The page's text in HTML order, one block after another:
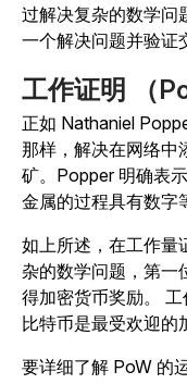
过解决复杂的数学问
一个解决问题并验证
工作证明 （
正如 Nathaniel
那样，解决在网络中
矿。 Popper 明确表
金属的过程具有数字
如上所述， 在工作量
杂的数学问题，第一
得加密货币奖励。
工
比特币是最受欢迎的
要详细了解 PoW 的